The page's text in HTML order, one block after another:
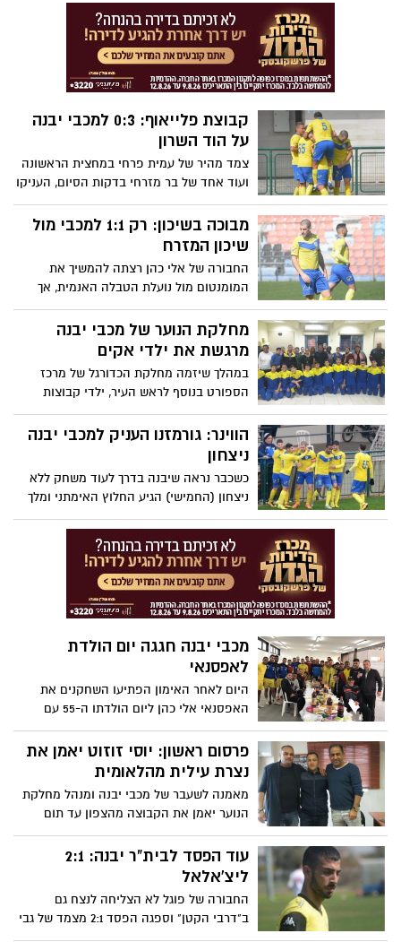
אדום בדקה ה-50, עידן כהן כבש את השער
לזכות יבנה בדקה ה-15
קבוצת פלייאוף: 0:3 למכבי יבנה
על הוד השרון
צמד מהיר של עמית פרחי במחצית הראשונה
ועוד אחד של בר מזרחי בדקות הסיום, העניקו
לאלי כהן ניצחון חשוב וקריטי במאבקים על
מקום בין 5 הראשונות. בשבוע הבא: קרב מול
קביליו יפו
מבוכה בשיכון: רק 1:1 למכבי מול
שיכון המזרח
החבורה של אלי כהן רצתה להמשיך את
המומנטום מול נועלת הטבלה האנמית, אך
נקלעו לפיגור מוקדם, איזנו במהרה ולא
הצליחו למצוא עוד את הרשת. למזלה של
מכבי, שאר הקבוצות שמאיימות על מקומה
מחלקת הנוער של מכבי יבנה
מרגשת את ילדי אקים
במהלך שיזמה מחלקת הכדורגל של מרכז
הספורט בנוסף לראש העיר, ילדי קבוצות
הילדים של מכבי יבנה הלכו היום למרכזי
אקים ותנועת כנפיים של קרמבו בעיר וחילקו
משלוחי מנות לקראת פורים. כל הכבוד!
הווינר: גורמזנו העניק למכבי יבנה
ניצחון
כשכבר נראה שיבנה בדרך לעוד משחק ללא
ניצחון (החמישי) הגיע החלוץ האימתני ומלך
השערים, נגח את שער הניצחון בדקה ה-87
במצב של 1:1 והעניק לאלי כהן וחניכיו שלוש
נקודות יקרות במאבק על הפלייאוף
מכבי יבנה חגגה יום הולדת
לאפסנאי
היום לאחר האימון הפתיעו השחקנים את
האפסנאי אלי כהן ליום הולדתו ה-55 עם
ארוחה, כיבוד קל ועוגה. המאמן אמר: ״מאחל
לו עוד שנים רבות של עשייה. מקווה לתת לו
מתנה בדמות ניצחון״
פרסום ראשון: יוסי זוזוט יאמן את
נצרת עילית מהלאומית
מאמנה לשעבר של מכבי יבנה ומנהל מחלקת
הנוער יאמן את הקבוצה מהצפון עד תום
העונה. בינתיים ימשיך בתפקידו כמנהל
המקצועי של מחלקת הנוער של מכבי יבנה
עוד הפסד לבית"ר יבנה: 2:1
ליצ'אלאל
החבורה של פוגל לא הצליחה לנצח גם
ב"דרבי הקטן" וספגה הפסד 2:1 מצמד של גבי
אלבז שכבש את שני השערים של האורחת